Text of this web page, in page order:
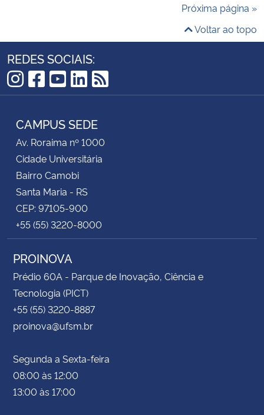
Próxima página »
Voltar ao topo
REDES SOCIAIS:
Instagram
Facebook
YouTube
LinkedIn
RSS
CAMPUS SEDE
Av. Roraima nº 1000
Cidade Universitária
Bairro Camobi
Santa Maria - RS
CEP: 97105-900
+55 (55) 3220-8000
PROINOVA
Prédio 60A - Parque de Inovação, Ciência e
Tecnologia (PICT)
+55 (55) 3220-8887
proinova@ufsm.br
Segunda a Sexta-feira
08:00 às 12:00
13:00 às 17:00